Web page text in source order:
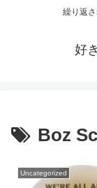
繰り返
好
Boz
Uncategorized